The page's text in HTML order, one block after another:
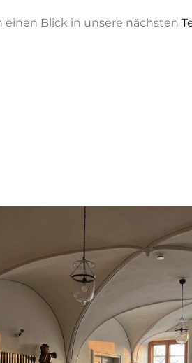
einen Blick in unsere nächsten